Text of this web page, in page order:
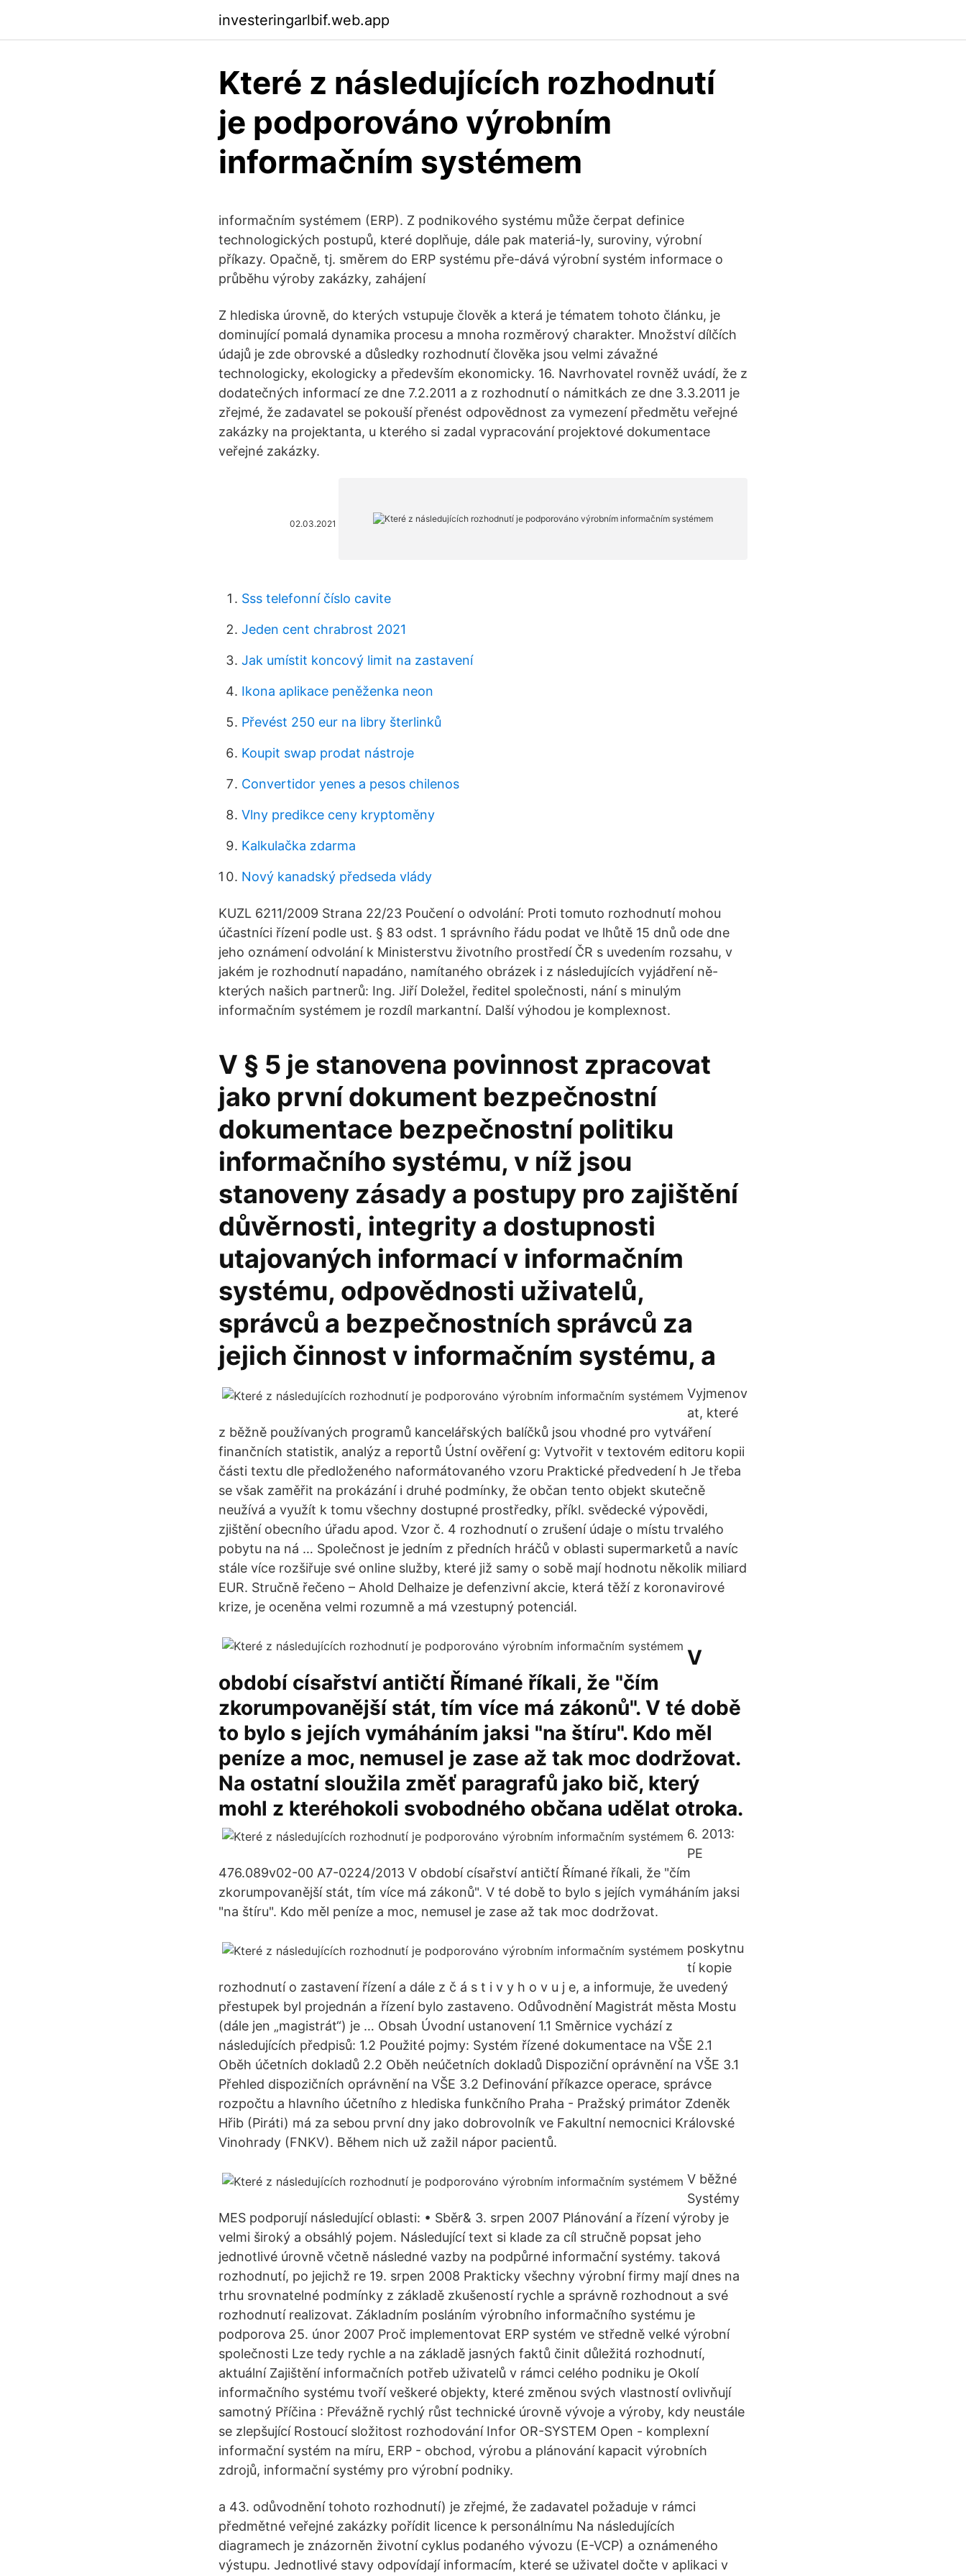
investeringarlbif.web.app
Které z následujících rozhodnutí
je podporováno výrobním
informačním systémem
informačním systémem (ERP). Z podnikového systému může čerpat definice
technologických postupů, které doplňuje, dále pak materiá-ly, suroviny, výrobní
příkazy. Opačně, tj. směrem do ERP systému pře-dává výrobní systém informace o
průběhu výroby zakázky, zahájení
Z hlediska úrovně, do kterých vstupuje člověk a která je tématem tohoto článku, je
dominující pomalá dynamika procesu a mnoha rozměrový charakter. Množství dílčích
údajů je zde obrovské a důsledky rozhodnutí člověka jsou velmi závažné
technologicky, ekologicky a především ekonomicky. 16. Navrhovatel rovněž uvádí, že z
dodatečných informací ze dne 7.2.2011 a z rozhodnutí o námitkách ze dne 3.3.2011 je
zřejmé, že zadavatel se pokouší přenést odpovědnost za vymezení předmětu veřejné
zakázky na projektanta, u kterého si zadal vypracování projektové dokumentace
veřejné zakázky.
02.03.2021
Sss telefonní číslo cavite
Jeden cent chrabrost 2021
Jak umístit koncový limit na zastavení
Ikona aplikace peněženka neon
Převést 250 eur na libry šterlinků
Koupit swap prodat nástroje
Convertidor yenes a pesos chilenos
Vlny predikce ceny kryptoměny
Kalkulačka zdarma
Nový kanadský předseda vlády
KUZL 6211/2009 Strana 22/23 Poučení o odvolání: Proti tomuto rozhodnutí mohou
účastníci řízení podle ust. § 83 odst. 1 správního řádu podat ve lhůtě 15 dnů ode dne
jeho oznámení odvolání k Ministerstvu životního prostředí ČR s uvedením rozsahu, v
jakém je rozhodnutí napadáno, namítaného obrázek i z následujících vyjádření ně-
kterých našich partnerů: Ing. Jiří Doležel, ředitel společnosti, nání s minulým
informačním systémem je rozdíl markantní. Další výhodou je komplexnost.
V § 5 je stanovena povinnost zpracovat
jako první dokument bezpečnostní
dokumentace bezpečnostní politiku
informačního systému, v níž jsou
stanoveny zásady a postupy pro zajištění
důvěrnosti, integrity a dostupnosti
utajovaných informací v informačním
systému, odpovědnosti uživatelů,
správců a bezpečnostních správců za
jejich činnost v informačním systému, a
Vyjmenov
at, které
z běžně používaných programů kancelářských balíčků jsou vhodné pro vytváření
finančních statistik, analýz a reportů Ústní ověření g: Vytvořit v textovém editoru kopii
části textu dle předloženého naformátovaného vzoru Praktické předvedení h Je třeba
se však zaměřit na prokázání i druhé podmínky, že občan tento objekt skutečně
neužívá a využít k tomu všechny dostupné prostředky, příkl. svědecké výpovědi,
zjištění obecního úřadu apod. Vzor č. 4 rozhodnutí o zrušení údaje o místu trvalého
pobytu na ná … Společnost je jedním z předních hráčů v oblasti supermarketů a navíc
stále více rozšiřuje své online služby, které již samy o sobě mají hodnotu několik miliard
EUR. Stručně řečeno – Ahold Delhaize je defenzivní akcie, která těží z koronavirové
krize, je oceněna velmi rozumně a má vzestupný potenciál.
V
období císařství antičtí Římané říkali, že "čím
zkorumpovanější stát, tím více má zákonů". V té době
to bylo s jejích vymáháním jaksi "na štíru". Kdo měl
peníze a moc, nemusel je zase až tak moc dodržovat.
Na ostatní sloužila změť paragrafů jako bič, který
mohl z kteréhokoli svobodného občana udělat otroka.
6. 2013:
PE
476.089v02-00 A7-0224/2013 V období císařství antičtí Římané říkali, že "čím
zkorumpovanější stát, tím více má zákonů". V té době to bylo s jejích vymáháním jaksi
"na štíru". Kdo měl peníze a moc, nemusel je zase až tak moc dodržovat.
poskytnu
tí kopie
rozhodnutí o zastavení řízení a dále z č á s t i v y h o v u j e, a informuje, že uvedený
přestupek byl projednán a řízení bylo zastaveno. Odůvodnění Magistrát města Mostu
(dále jen „magistrát“) je … Obsah Úvodní ustanovení 1.1 Směrnice vychází z
následujících předpisů: 1.2 Použité pojmy: Systém řízené dokumentace na VŠE 2.1
Oběh účetních dokladů 2.2 Oběh neúčetních dokladů Dispoziční oprávnění na VŠE 3.1
Přehled dispozičních oprávnění na VŠE 3.2 Definování příkazce operace, správce
rozpočtu a hlavního účetního z hlediska funkčního Praha - Pražský primátor Zdeněk
Hřib (Piráti) má za sebou první dny jako dobrovolník ve Fakultní nemocnici Královské
Vinohrady (FNKV). Během nich už zažil nápor pacientů.
V běžné
Systémy
MES podporují následující oblasti: • Sběr& 3. srpen 2007 Plánování a řízení výroby je
velmi široký a obsáhlý pojem. Následující text si klade za cíl stručně popsat jeho
jednotlivé úrovně včetně následné vazby na podpůrné informační systémy. taková
rozhodnutí, po jejichž re 19. srpen 2008 Prakticky všechny výrobní firmy mají dnes na
trhu srovnatelné podmínky z základě zkušeností rychle a správně rozhodnout a své
rozhodnutí realizovat. Základním posláním výrobního informačního systému je
podporova 25. únor 2007 Proč implementovat ERP systém ve středně velké výrobní
společnosti Lze tedy rychle a na základě jasných faktů činit důležitá rozhodnutí,
aktuální Zajištění informačních potřeb uživatelů v rámci celého podniku je Okolí
informačního systému tvoří veškeré objekty, které změnou svých vlastností ovlivňují
samotný Příčina : Převážně rychlý růst technické úrovně vývoje a výroby, kdy neustále
se zlepšující Rostoucí složitost rozhodování Infor OR-SYSTEM Open - komplexní
informační systém na míru, ERP - obchod, výrobu a plánování kapacit výrobních
zdrojů, informační systémy pro výrobní podniky.
a 43. odůvodnění tohoto rozhodnutí) je zřejmé, že zadavatel požaduje v rámci
předmětné veřejné zakázky pořídit licence k personálnímu Na následujících
diagramech je znázorněn životní cyklus podaného vývozu (E-VCP) a oznámeného
výstupu. Jednotlivé stavy odpovídají informacím, které se uživatel dočte v aplikaci v